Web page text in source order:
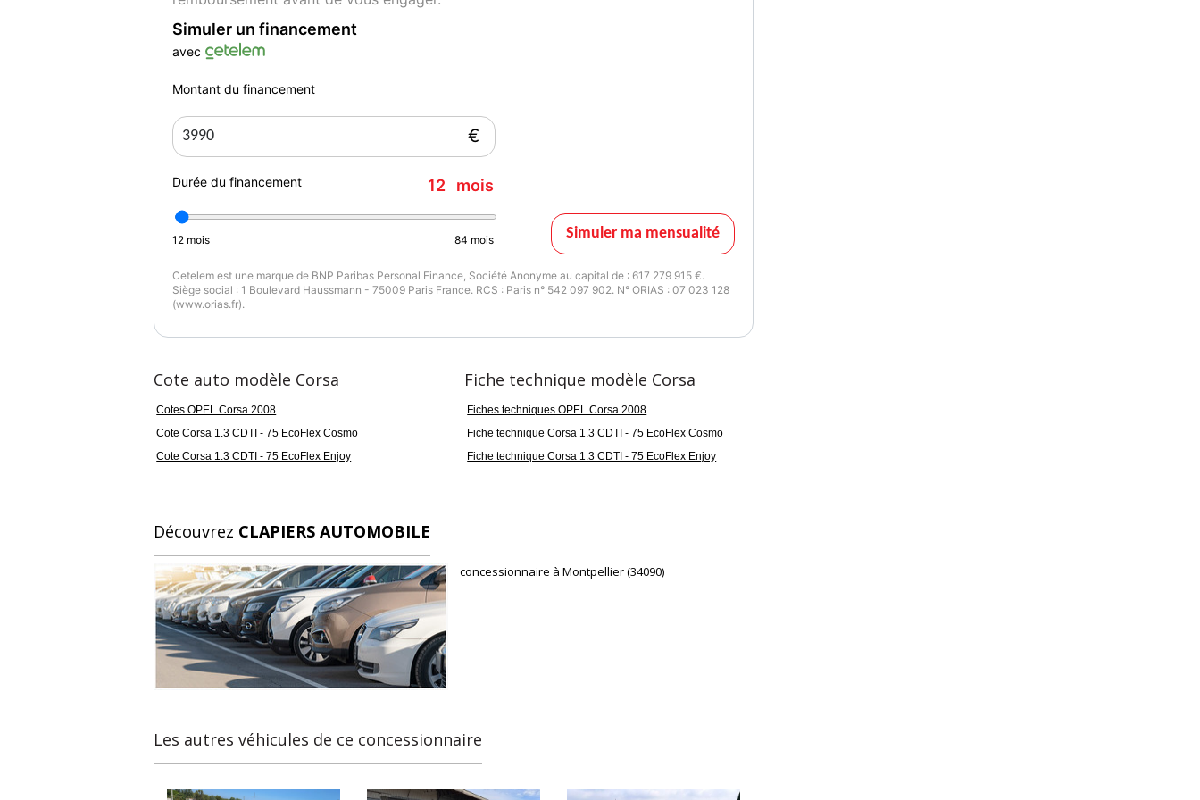
rideaux AV, Climatisation manuelle, Conduite a droite, Peinture metallisee, Radio CD30.
Equipements : Extinction differee des phares "Follow me home", Jantes acier 14" avec enjoliveurs, Jantes
tolees 14", volant_reglable, Roue de secours (kit anti-crevaison si jantes 17"), Sellerie tissu "Punch"
portes), esp
Couleur
BLEU FONCE
Puissance réelle
Simuler un financement
avec
Montant du financement
€
Durée du financement 12 mois
12 mois 84 mois Simuler ma mensualité
Cetelem est une marque de BNP Paribas Personal Finance, Société Anonyme au capital de : 617 279 915 €.
Siège social : 1 Boulevard Haussmann - 75009 Paris France. RCS : Paris n° 542 097 902. N° ORIAS : 07 023 128
(www.orias.fr).
Cote auto modèle Corsa
Cotes OPEL Corsa 2008
Cote Corsa 1.3 CDTI - 75 EcoFlex Cosmo
Cote Corsa 1.3 CDTI - 75 EcoFlex Enjoy
Fiche technique modèle Corsa
Fiches techniques OPEL Corsa 2008
Fiche technique Corsa 1.3 CDTI - 75 EcoFlex Cosmo
Fiche technique Corsa 1.3 CDTI - 75 EcoFlex Enjoy
Découvrez CLAPIERS AUTOMOBILE
concessionnaire à Montpellier (34090)
Les autres véhicules de ce concessionnaire